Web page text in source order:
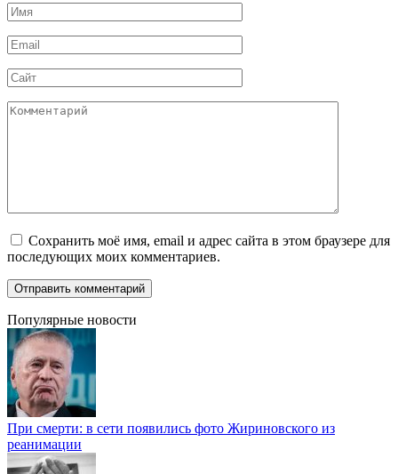
Имя
*
Email
*
Сайт
Комментарий
Сохранить моё имя, email и адрес сайта в этом браузере для
последующих моих комментариев.
Популярные новости
При смерти: в сети появились фото Жириновского из
реанимации